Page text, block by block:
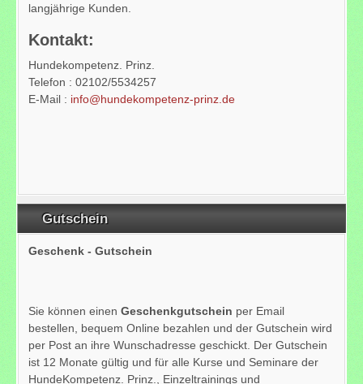
langjährige Kunden.
Kontakt:
Hundekompetenz. Prinz.
Telefon : 02102/5534257
E-Mail : info@hundekompetenz-prinz.de
Gutschein
Geschenk - Gutschein
Sie können einenGeschenkgutschein per Email
bestellen, bequem Online bezahlen und der Gutschein wird
per Post an ihre Wunschadresse geschickt. Der Gutschein
ist 12 Monate gültig und für alle Kurse und Seminare der
HundeKompetenz. Prinz., Einzeltrainings und